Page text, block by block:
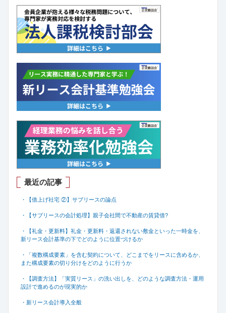
最近の記事
・【借上げ社宅 ②】サブリースの論点
・【サブリースの会計処理】親子会社間で不動産の賃貸借?
・【礼金・更新料】礼金・更新料・返還されない敷金といった一時金を、
新リース会計基準の下でどのように位置づけるか
・「複数構成要素」を含む契約について、どこまでをリースに含めるか、
また構成要素の切り分けをどのように行うか
・【調査方法】「実質リース」の洗い出しを、どのような調査方法・運用
設計で進めるのが現実的か
・新リース会計導入全般